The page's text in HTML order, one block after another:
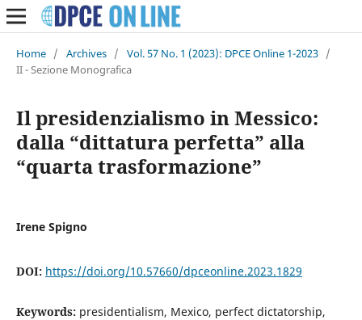
Home / Archives / Vol. 57 No. 1 (2023): DPCE Online 1-2023 /
II - Sezione Monografica
Il presidenzialismo in Messico:
dalla “dittatura perfetta” alla
“quarta trasformazione”
Irene Spigno
DOI: https://doi.org/10.57660/dpceonline.2023.1829
Keywords: presidentialism, Mexico, perfect dictatorship,